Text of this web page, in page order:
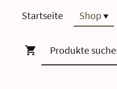
Startseite Shop